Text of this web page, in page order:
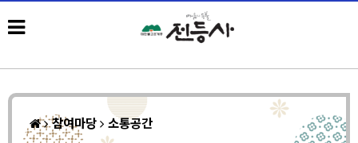
참여마당 소통공간